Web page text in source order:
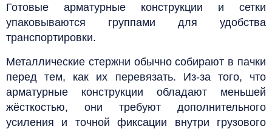
Готовые арматурные конструкции и сетки
упаковываются группами для удобства
транспортировки.
Металлические стержни обычно собирают в пачки
перед тем, как их перевязать. Из-за того, что
арматурные конструкции обладают меньшей
жёсткостью, они требуют дополнительного
усиления и точной фиксации внутри грузового